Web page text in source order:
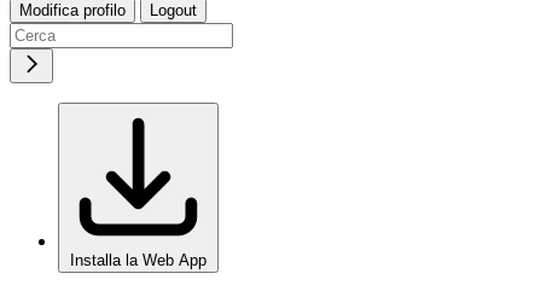
Modifica profilo Logout
Installa la Web App